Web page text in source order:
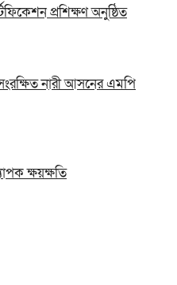
প্রশিক্ষণ অনুষ্ঠিত
নারী আসনের এমপি
ক্ষয়ক্ষতি